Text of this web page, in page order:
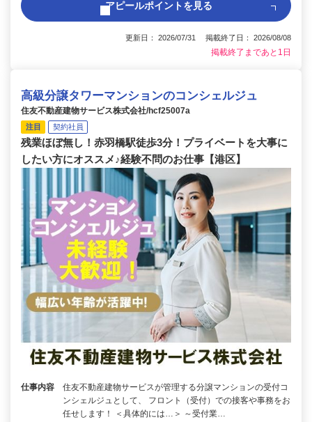
アピールポイントを見る
更新日： 2026/07/31 掲載終了日： 2026/08/08
掲載終了まであと1日
高級分譲タワーマンションのコンシェルジュ
住友不動産建物サービス株式会社/hcf25007a
注目 契約社員
残業ほぼ無し！赤羽橋駅徒歩3分！プライベートを大事に
したい方にオススメ♪経験不問のお仕事【港区】
仕事内容
住友不動産建物サービスが管理する分譲マンションの受付コ
ンシェルジュとして、 フロント（受付）での接客や事務をお
任せします！ ＜具体的には…＞ ～受付業…